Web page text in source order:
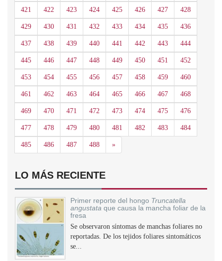
421 422 423 424 425 426 427 428
429 430 431 432 433 434 435 436
437 438 439 440 441 442 443 444
445 446 447 448 449 450 451 452
453 454 455 456 457 458 459 460
461 462 463 464 465 466 467 468
469 470 471 472 473 474 475 476
477 478 479 480 481 482 483 484
485 486 487 488 »Siguiente
LO MÁS RECIENTE
Primer reporte del hongo Truncatella
angustata que causa la mancha foliar de la
fresa
Se observaron síntomas de manchas foliares no
reportadas. De los tejidos foliares sintomáticos
se...